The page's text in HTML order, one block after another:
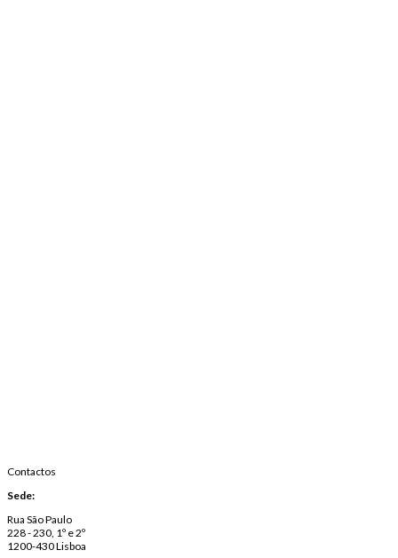
Contactos
Sede:
Rua São Paulo
228 - 230, 1º e 2º
1200-430 Lisboa